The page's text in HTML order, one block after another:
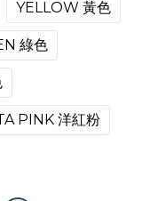
YELLOW 黃色
綠色
PINK 洋紅粉